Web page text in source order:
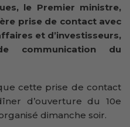
le Premier ministre,
prise de contact avec
et d’investisseurs,
communication du
cette prise de contact
d’ouverture du 10e
dimanche soir.